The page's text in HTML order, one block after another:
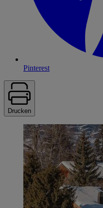
Pinterest
Drucken